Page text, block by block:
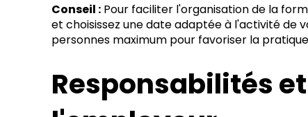
Conseil : Pour faciliter l'organisation de la
et choisissez une date adaptée à l'activité de
personnes maximum pour favoriser la
Responsabilités